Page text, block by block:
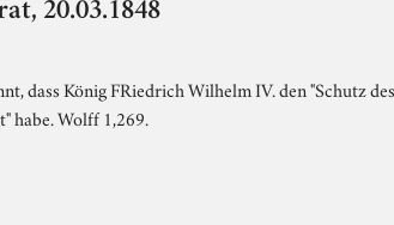
20.03.1848
dass König FRiedrich Wilhelm IV. den "Schutz
habe. Wolff 1,269.